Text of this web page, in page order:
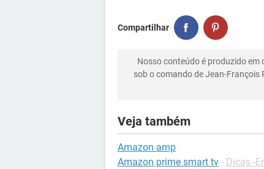
Compartilhar
Nosso conteúdo é produzido em
sob o comando de Jean-François
Veja também
Amazon amp
Amazon prime smart tv - Dicas -